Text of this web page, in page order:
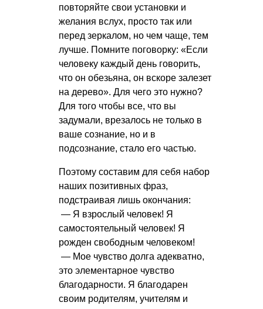
повторяйте свои установки и
желания вслух, просто так или
перед зеркалом, но чем чаще, тем
лучше. Помните поговорку: «Если
человеку каждый день говорить,
что он обезьяна, он вскоре залезет
на дерево». Для чего это нужно?
Для того чтобы все, что вы
задумали, врезалось не только в
ваше сознание, но и в
подсознание, стало его частью.
Поэтому составим для себя набор
наших позитивных фраз,
подстраивая лишь окончания:
— Я взрослый человек! Я
самостоятельный человек! Я
рожден свободным человеком!
— Мое чувство долга адекватно,
это элементарное чувство
благодарности. Я благодарен
своим родителям, учителям и